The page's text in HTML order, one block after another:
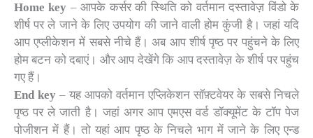
Home key – आपके कर्सर की स्थिति को वर्तमान दस्तावेज़ विंडो के
शीर्ष पर ले जाने के लिए उपयोग की जाने वाली होम कुंजी है। जहां यदि
आप एप्लीकेशन में सबसे नीचे हैं। अब आप शीर्ष पृष्ठ पर पहुंचने के लिए
होम बटन को दबाएं। और आप देखेंगे कि आप दस्तावेज़ के शीर्ष पर पहुंच
गए हैं।
End key – यह आपको वर्तमान एप्लिकेशन सॉफ़्टवेयर के सबसे निचले
पृष्ठ पर ले जाती है। जहां अगर आप एमएस वर्ड डॉक्यूमेंट के टॉप पेज
पोजीशन में हैं। तो यहां आप पृष्ठ के निचले भाग में जाने के लिए एन्ड